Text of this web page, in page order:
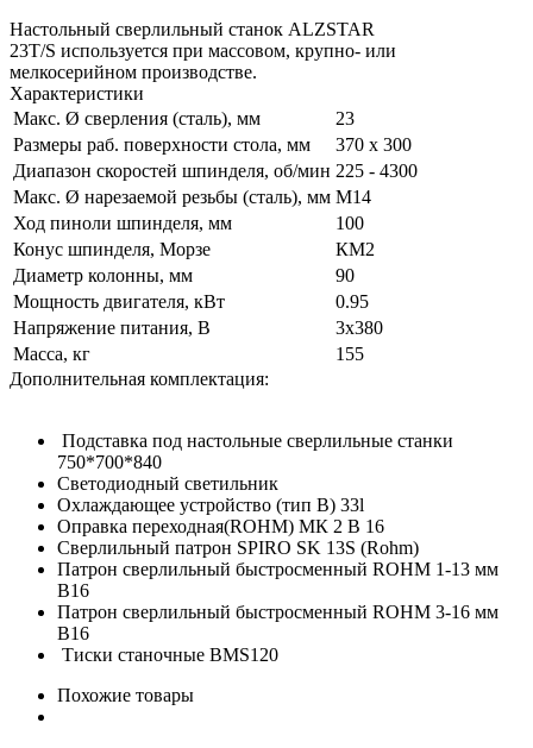
Настольный сверлильный станок ALZSTAR
23T/S используется при массовом, крупно- или
мелкосерийном производстве.
Характеристики
Макс. Ø сверления (сталь), мм
23
Размеры раб. поверхности стола, мм
370 х 300
Диапазон скоростей шпинделя, об/мин 225 - 4300
Макс. Ø нарезаемой резьбы (сталь), мм M14
Ход пиноли шпинделя, мм
100
Конус шпинделя, Морзе
КМ2
Диаметр колонны, мм
90
Мощность двигателя, кВт
0.95
Напряжение питания, В
3x380
Масса, кг
155
Дополнительная комплектация:
Подставка под настольные сверлильные станки
750*700*840
Светодиодный светильник
Охлаждающее устройство (тип B) 33l
Оправка переходная(ROHM) МК 2 В 16
Сверлильный патрон SPIRO SK 13S (Rohm)
Патрон сверлильный быстросменный ROHM 1-13 мм
В16
Патрон сверлильный быстросменный ROHM 3-16 мм
В16
Тиски станочные BMS120
Похожие товары